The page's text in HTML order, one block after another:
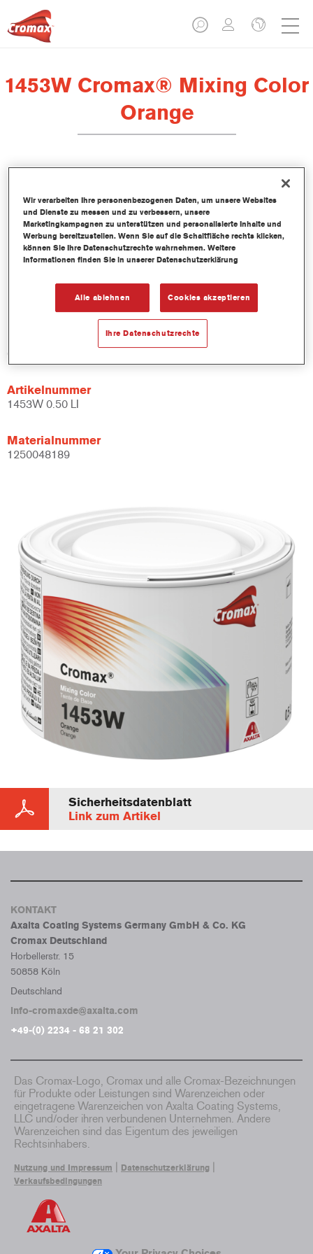
1453W Cromax® Mixing Color
Orange
Dieses wasserbasierte Mischlackkonzentrat ist Teil des Cromax
Basislacksystems.
Produktmerkmale
Hervorragende Farbtongenauigkeit.
Einfache Nass-in-Nass-Anwendung.
Kontinuierlich aktualisierte Datenbank mit mehr als 30.000
Uni-, Metallic- und Perleffekt-Farbtonformeln.
0.5LT
Artikelnummer
1453W 0.50 LI
Materialnummer
1250048189
Sicherheitsdatenblatt
Link zum Artikel
KONTAKT
Axalta Coating Systems Germany GmbH & Co. KG
Cromax Deutschland
Horbellerstr. 15
50858 Köln
Deutschland
info-cromaxde@axalta.com
+49-(0) 2234 - 68 21 302
Das Cromax-Logo, Cromax und alle Cromax-Bezeichnungen
für Produkte oder Leistungen sind Warenzeichen oder
eingetragene Warenzeichen von Axalta Coating Systems,
LLC und/oder ihren verbundenen Unternehmen. Andere
Warenzeichen sind das Eigentum des jeweiligen
Rechtsinhabers.
Nutzung und Impressum Datenschutzerklärung
Verkaufsbedingungen
Wir verarbeiten Ihre personenbezogenen Daten, um unsere Websites
und Dienste zu messen und zu verbessern, unsere
Marketingkampagnen zu unterstützen und personalisierte Inhalte und
Werbung bereitzustellen. Wenn Sie auf die Schaltfläche rechts klicken,
können Sie Ihre Datenschutzrechte wahrnehmen. Weitere
Informationen finden Sie in unserer Datenschutzerklärung
Alle ablehnen Cookies akzeptieren
Ihre Datenschutzrechte